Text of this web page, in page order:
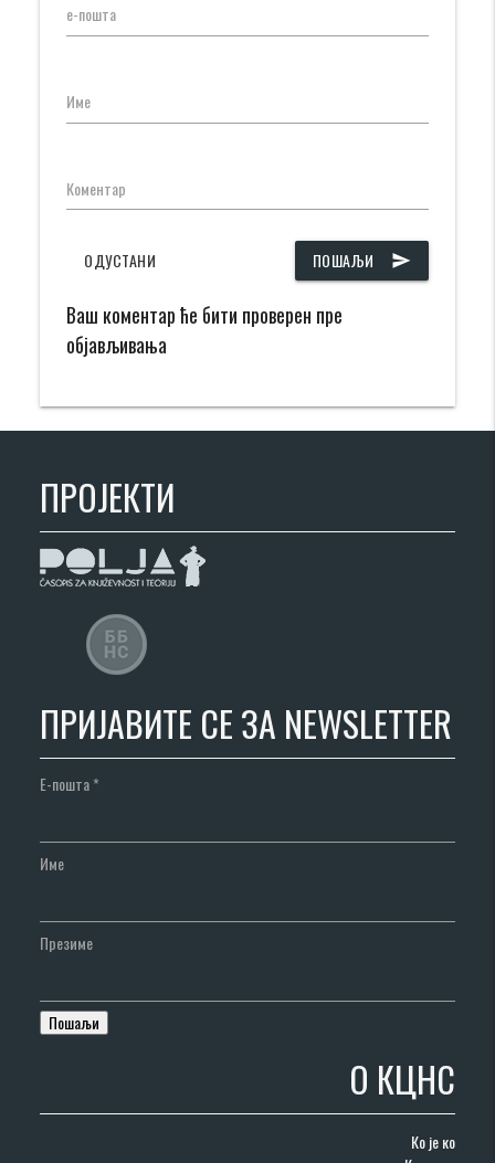
е-пошта
Име
Коментар
ПОШАЉИ send
ОДУСТАНИ
Ваш коментар ће бити проверен пре
објављивања
ПРОЈЕКТИ
ПРИЈАВИТЕ СЕ ЗА NEWSLETTER
Е-пошта*
Име
Презиме
О КЦНС
Ко је ко